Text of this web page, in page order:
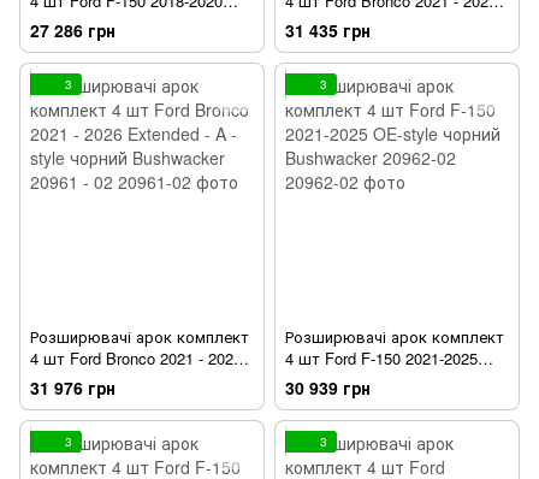
DRT-style чорний Bushwacker
20958-02
27 286 грн
Pocket - style чорний
Bushwacker 20960 - 02
31 435 грн
3
Розширювачі арок комплект
4 шт Ford Bronco 2021 - 2026
Extended - A - style чорний
Bushwacker 20961 - 02
31 976 грн
3
Розширювачі арок комплект
4 шт Ford F-150 2021-2025
OE-style чорний Bushwacker
20962-02
30 939 грн
3 3